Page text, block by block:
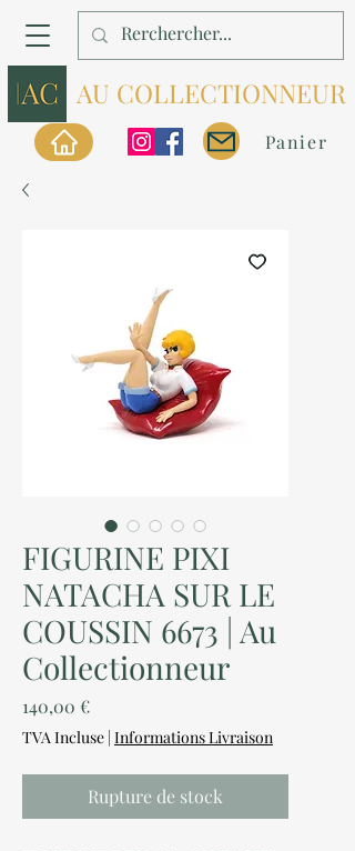
AU COLLECTIONNEUR
Panier
FIGURINE PIXI
NATACHA SUR LE
COUSSIN 6673 | Au
Collectionneur
140,00 €Prix
TVA Incluse | Informations Livraison
Rupture de stock